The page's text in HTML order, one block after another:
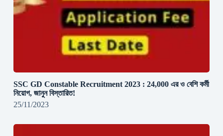
SSC GD Constable Recruitment 2023 : 24,000 এর ও বেশি কর্মী
নিয়োগ, জানুন বিস্তারিত!
25/11/2023